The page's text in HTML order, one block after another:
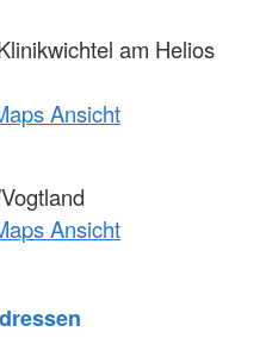
am Helios
Ansicht
Ansicht